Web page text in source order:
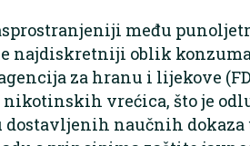
među
najdiskretniji oblik
za hranu i lijekove
vrećica, što je
dostavljenih naučnih dokaza